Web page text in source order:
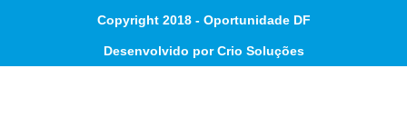
Copyright 2018 - Oportunidade DF
Desenvolvido por Crio Soluções